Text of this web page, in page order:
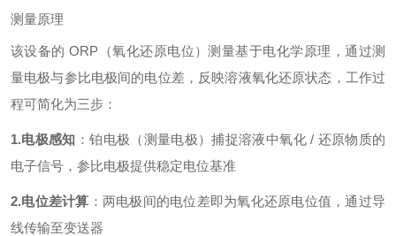
测量原理
该设备的 ORP（氧化还原电位）测量基于电化学原理，通过测
量电极与参比电极间的电位差，反映溶液氧化还原状态，工作过
程可简化为三步：
1.电极感知 ：铂电极（测量电极）捕捉溶液中氧化 / 还原物质的
电子信号，参比电极提供稳定电位基准
2.电位差计算 ：两电极间的电位差即为氧化还原电位值，通过导
线传输至变送器